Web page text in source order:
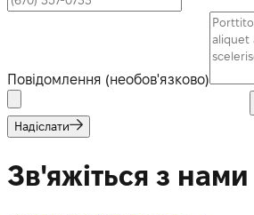
Повідомлення (необов'язково)
Надіслати
Зв'яжіться з нами